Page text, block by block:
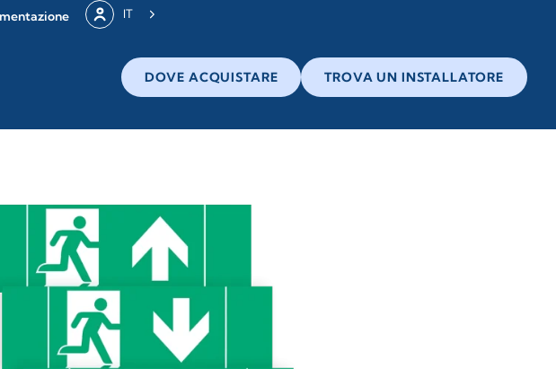
IT
DOVE ACQUISTARE TROVA UN INSTALLATORE